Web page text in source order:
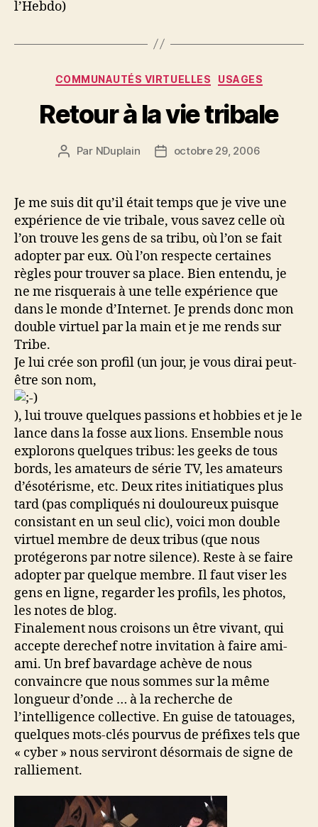
l’Hebdo)
Catégories
COMMUNAUTÉS VIRTUELLES USAGES
Retour à la vie tribale
Auteur
Par NDuplain
Dateoctobre 29, 2006
Je me suis dit qu’il était temps que je vive une
expérience de vie tribale, vous savez celle où
l’on trouve les gens de sa tribu, où l’on se fait
adopter par eux. Où l’on respecte certaines
règles pour trouver sa place. Bien entendu, je
ne me risquerais à une telle expérience que
dans le monde d’Internet. Je prends donc mon
double virtuel par la main et je me rends sur
Tribe.
Je lui crée son profil (un jour, je vous dirai peut-
être son nom,
), lui trouve quelques passions et hobbies et je le
lance dans la fosse aux lions. Ensemble nous
explorons quelques tribus: les geeks de tous
bords, les amateurs de série TV, les amateurs
d’ésotérisme, etc. Deux rites initiatiques plus
tard (pas compliqués ni douloureux puisque
consistant en un seul clic), voici mon double
virtuel membre de deux tribus (que nous
protégerons par notre silence). Reste à se faire
adopter par quelque membre. Il faut viser les
gens en ligne, regarder les profils, les photos,
les notes de blog.
Finalement nous croisons un être vivant, qui
accepte derechef notre invitation à faire ami-
ami. Un bref bavardage achève de nous
convaincre que nous sommes sur la même
longueur d’onde … à la recherche de
l’intelligence collective. En guise de tatouages,
quelques mots-clés pourvus de préfixes tels que
« cyber » nous serviront désormais de signe de
ralliement.